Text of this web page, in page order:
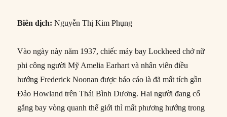
Biên dịch: Nguyễn Thị Kim Phụng
Vào ngày này năm 1937, chiếc máy bay Lockheed chở nữ
phi công người Mỹ Amelia Earhart và nhân viên điều
hướng Frederick Noonan được báo cáo là đã mất tích gần
Đảo Howland trên Thái Bình Dương. Hai người đang cố
gắng bay vòng quanh thế giới thì mất phương hướng trong